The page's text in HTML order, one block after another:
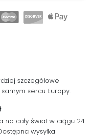
szczegółowe
sercu Europy.
na cały świat w ciągu 24
wysyłka